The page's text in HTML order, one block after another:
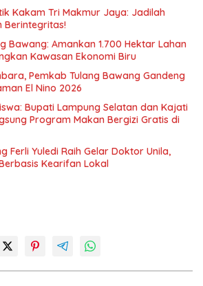
Kakam Tri Makmur Jaya: Jadilah
Berintegritas!
Bawang: Amankan 1.700 Hektar Lahan
Kawasan Ekonomi Biru
Pemkab Tulang Bawang Gandeng
El Nino 2026
Bupati Lampung Selatan dan Kajati
Program Makan Bergizi Gratis di
Ferli Yuledi Raih Gelar Doktor Unila,
Kearifan Lokal